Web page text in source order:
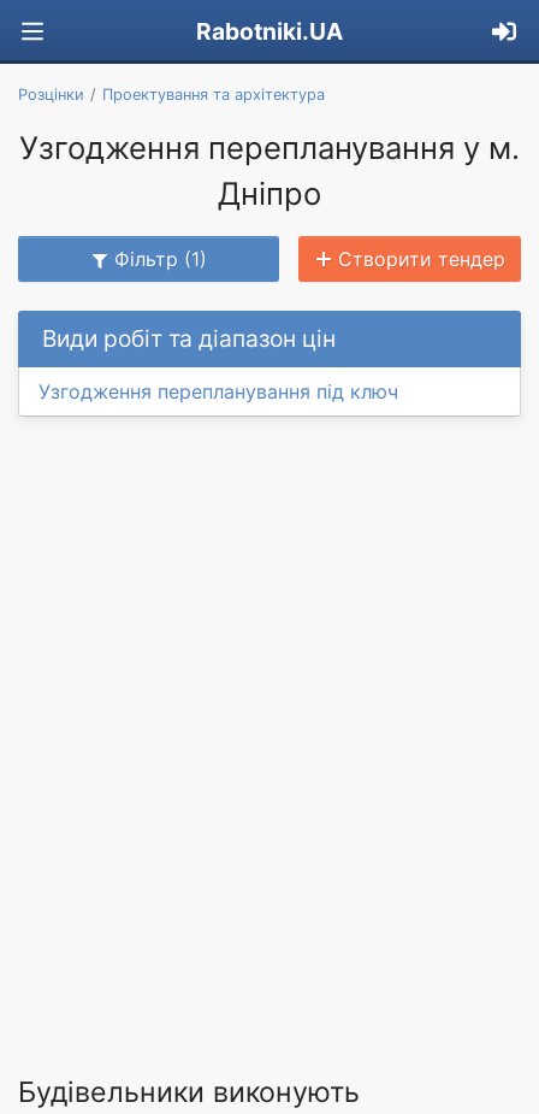
Rabotniki.UA
Розцінки Проектування та архітектура
Узгодження перепланування у м.
Дніпро
Фільтр (1) Створити тендер
Види робіт та діапазон цін
Узгодження перепланування під ключ
Будівельники виконують